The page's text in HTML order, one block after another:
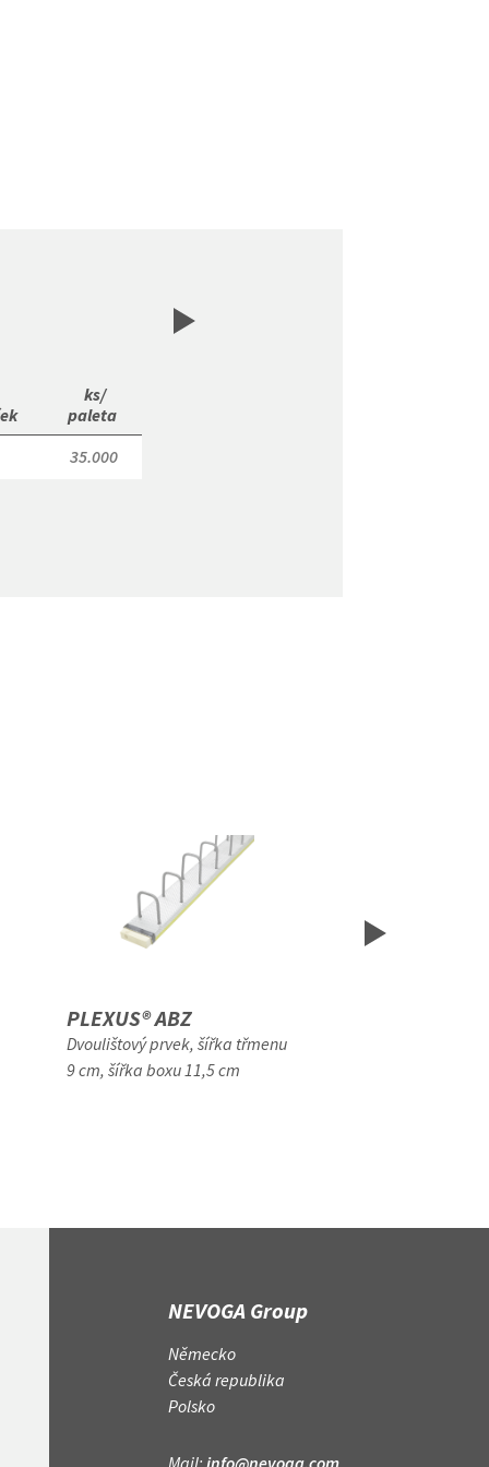
ks/
paleta
35.000
PLEXUS® ABZ
Dvoulištový prvek, šířka třmenu
9 cm, šířka boxu 11,5 cm
NEVOGA Group
Německo
Česká republika
Polsko